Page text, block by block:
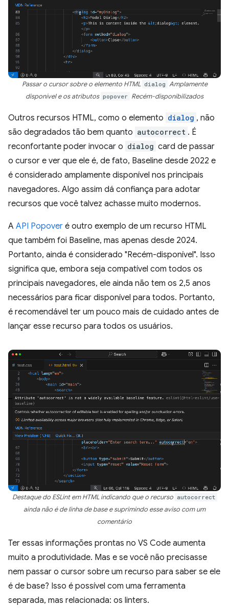
Passar o cursor sobre o elemento HTML dialog Amplamente
disponível e os atributos popover Recém-disponibilizados
Outros recursos HTML, como o elemento dialog , não
são degradados tão bem quanto autocorrect . É
reconfortante poder invocar o dialog card de passar
o cursor e ver que ele é, de fato, Baseline desde 2022 e
é considerado amplamente disponível nos principais
navegadores. Algo assim dá confiança para adotar
recursos que você talvez achasse muito modernos.
A API Popover é outro exemplo de um recurso HTML
que também foi Baseline, mas apenas desde 2024.
Portanto, ainda é considerado "Recém-disponível". Isso
significa que, embora seja compatível com todos os
principais navegadores, ele ainda não tem os 2,5 anos
necessários para ficar disponível para todos. Portanto,
é recomendável ter um pouco mais de cuidado antes de
lançar esse recurso para todos os usuários.
Destaque do ESLint em HTML indicando que o recurso autocorrect
ainda não é de linha de base e suprimindo esse aviso com um
comentário
Ter essas informações prontas no VS Code aumenta
muito a produtividade. Mas e se você não precisasse
nem passar o cursor sobre um recurso para saber se ele
é de base? Isso é possível com uma ferramenta
separada, mas relacionada: os linters.